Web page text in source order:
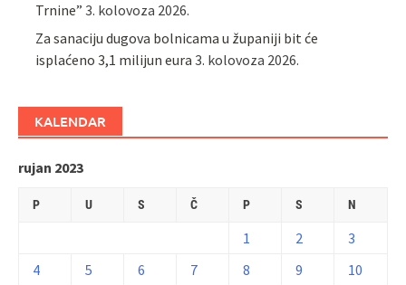
Trnine” 3. kolovoza 2026.
Za sanaciju dugova bolnicama u županiji bit će
isplaćeno 3,1 milijun eura 3. kolovoza 2026.
KALENDAR
rujan 2023
P U S Č P S N
1 2
3
4
5 6 7 8 9
10